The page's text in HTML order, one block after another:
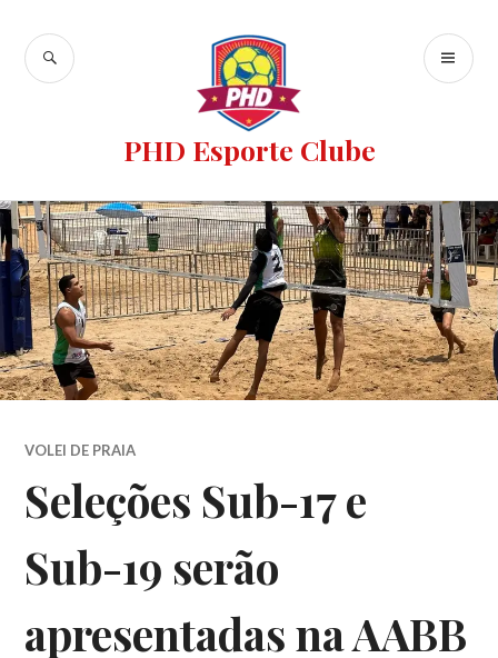
PHD Esporte Clube
VOLEI DE PRAIA
Seleções Sub-17 e
Sub-19 serão
apresentadas na AABB